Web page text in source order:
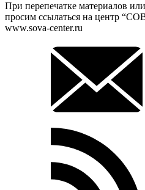
При перепечатке материалов
просим ссылаться на центр
www.sova-center.ru